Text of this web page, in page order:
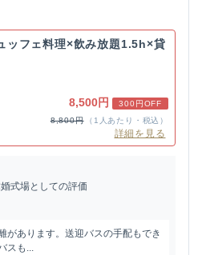
ッフェ料理×飲み放題1.5h×貸
8,500円
300円OFF
8,800円
（1人あたり・税込）
詳細を見る
式場としての評価
があります。送迎バスの手配もでき
スも...